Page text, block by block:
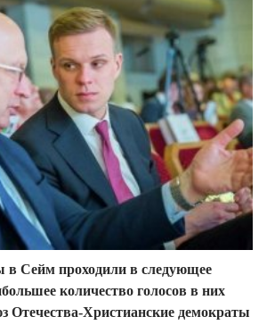
Сейм проходили в следующее
количество голосов в них
Отечества-Христианские демократы